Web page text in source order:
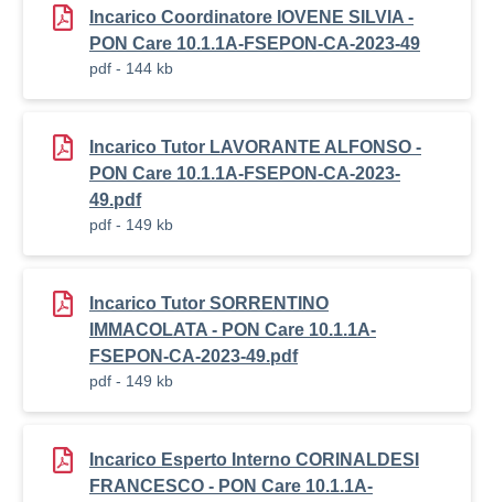
Incarico Coordinatore IOVENE SILVIA -
PON Care 10.1.1A-FSEPON-CA-2023-49
pdf - 144 kb
Incarico Tutor LAVORANTE ALFONSO -
PON Care 10.1.1A-FSEPON-CA-2023-
49.pdf
pdf - 149 kb
Incarico Tutor SORRENTINO
IMMACOLATA - PON Care 10.1.1A-
FSEPON-CA-2023-49.pdf
pdf - 149 kb
Incarico Esperto Interno CORINALDESI
FRANCESCO - PON Care 10.1.1A-